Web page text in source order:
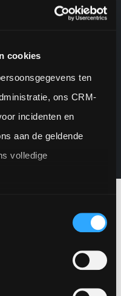
cookies
ten
ons CRM-
incidenten en
aan de geldende
volledige
ontwikkeling